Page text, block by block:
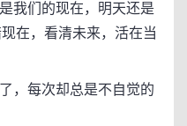
们的现在，明天还是
在，看清未来，活在当
每次却总是不自觉的